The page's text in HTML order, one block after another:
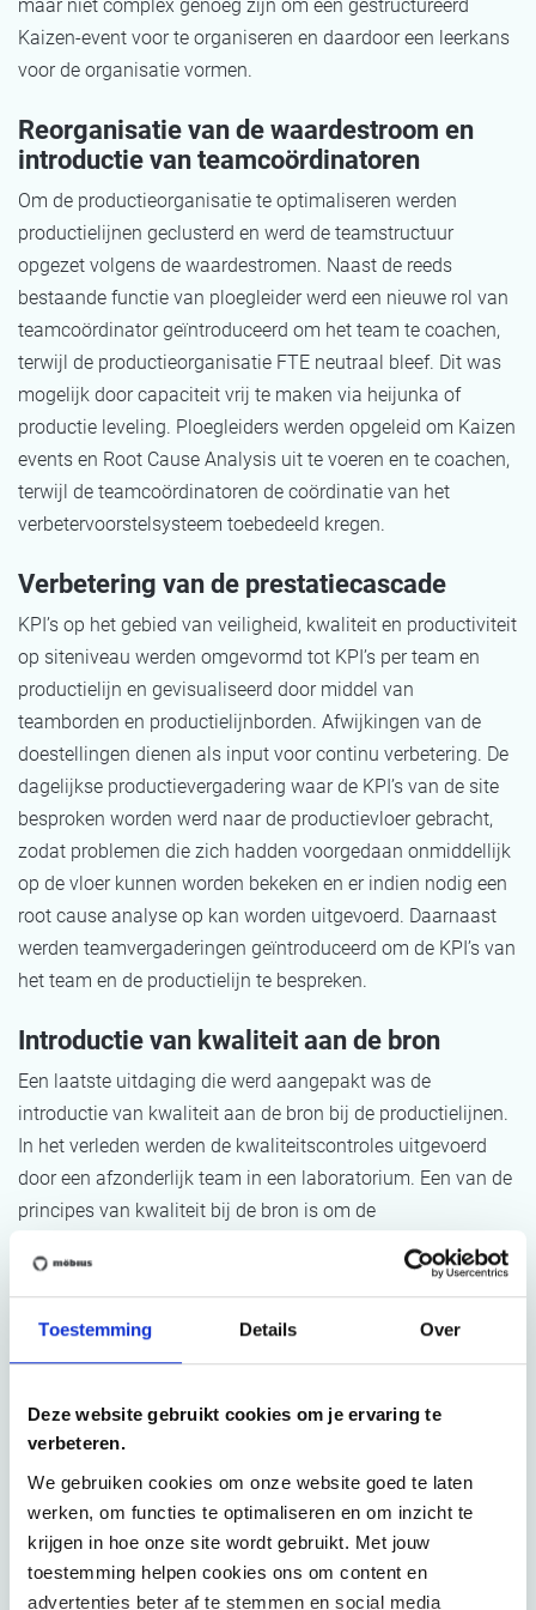
Toestemming Details Over
Deze website gebruikt cookies om je ervaring te
verbeteren.
We gebruiken cookies om onze website goed te laten
werken, om functies te optimaliseren en om inzicht te
krijgen in hoe onze site wordt gebruikt. Met jouw
toestemming helpen cookies ons om content en
advertenties beter af te stemmen en social media
maar niet complex genoeg zijn om een gestructureerd
Kaizen-event voor te organiseren en daardoor een leerkans
voor de organisatie vormen.
Reorganisatie van de waardestroom en
introductie van teamcoördinatoren
Om de productieorganisatie te optimaliseren werden
productielijnen geclusterd en werd de teamstructuur
opgezet volgens de waardestromen. Naast de reeds
bestaande functie van ploegleider werd een nieuwe rol van
teamcoördinator geïntroduceerd om het team te coachen,
terwijl de productieorganisatie FTE neutraal bleef. Dit was
mogelijk door capaciteit vrij te maken via heijunka of
productie leveling. Ploegleiders werden opgeleid om Kaizen
events en Root Cause Analysis uit te voeren en te coachen,
terwijl de teamcoördinatoren de coördinatie van het
verbetervoorstelsysteem toebedeeld kregen.
Verbetering van de prestatiecascade
KPI’s op het gebied van veiligheid, kwaliteit en productiviteit
op siteniveau werden omgevormd tot KPI’s per team en
productielijn en gevisualiseerd door middel van
teamborden en productielijnborden. Afwijkingen van de
doestellingen dienen als input voor continu verbetering. De
dagelijkse productievergadering waar de KPI’s van de site
besproken worden werd naar de productievloer gebracht,
zodat problemen die zich hadden voorgedaan onmiddellijk
op de vloer kunnen worden bekeken en er indien nodig een
root cause analyse op kan worden uitgevoerd. Daarnaast
werden teamvergaderingen geïntroduceerd om de KPI’s van
het team en de productielijn te bespreken.
Introductie van kwaliteit aan de bron
Een laatste uitdaging die werd aangepakt was de
introductie van kwaliteit aan de bron bij de productielijnen.
In het verleden werden de kwaliteitscontroles uitgevoerd
door een afzonderlijk team in een laboratorium. Een van de
principes van kwaliteit bij de bron is om de
voorkeur door de productieoperatoren zelf, zodat fouten
voordoen. Om dit te verkrijgen, werden kwaliteitscontroles
gestandaardiseerd en werd het laboratoriumteam naar de
productievloer gebracht om de kwaliteitscontroles aan de
productie-operators te leren. Daarnaast is het
operatoren een Root Cause Analysis uit te voeren over de
afwijkingen die tijdens de kwaliteitscontroles waren
vastgesteld.